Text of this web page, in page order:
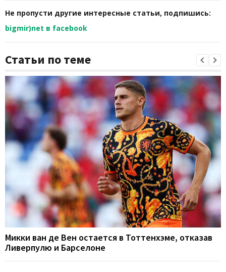
Не пропусти другие интересные статьи, подпишись:
bigmir)net в facebook
Статьи по теме
Микки ван де Вен остается в Тоттенхэме, отказав
Ливерпулю и Барселоне